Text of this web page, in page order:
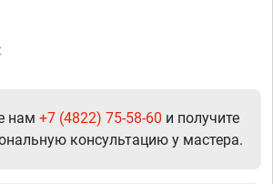
нам +7 (4822) 75-58-60 и получите
консультацию у мастера.